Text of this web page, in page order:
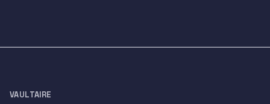
VAULTAIRE